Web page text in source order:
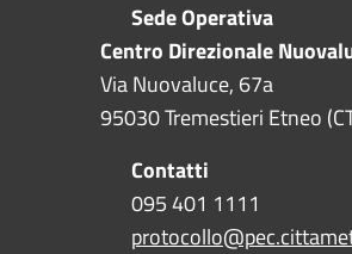
Sede Operativa
Centro Direzionale
Via Nuovaluce, 67a
95030 Tremestieri Etneo
Contatti
095 401 1111